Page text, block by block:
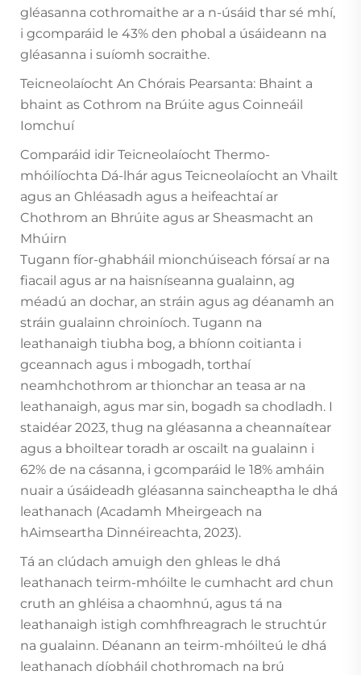
gléasanna cothromaithe ar a n-úsáid thar sé mhí,
i gcomparáid le 43% den phobal a úsáideann na
gléasanna i suíomh socraithe.
Teicneolaíocht An Chórais Pearsanta: Bhaint a
bhaint as Cothrom na Brúite agus Coinneáil
Iomchuí
Comparáid idir Teicneolaíocht Thermo-
mhóilíochta Dá-lhár agus Teicneolaíocht an Vhailt
agus an Ghléasadh agus a heifeachtaí ar
Chothrom an Bhrúite agus ar Sheasmacht an
Mhúirn
Tugann fíor-ghabháil mionchúiseach fórsaí ar na
fiacail agus ar na haisníseanna gualainn, ag
méadú an dochar, an stráin agus ag déanamh an
stráin gualainn chroiníoch. Tugann na
leathanaigh tiubha bog, a bhíonn coitianta i
gceannach agus i mbogadh, torthaí
neamhchothrom ar thionchar an teasa ar na
leathanaigh, agus mar sin, bogadh sa chodladh. I
staidéar 2023, thug na gléasanna a cheannaítear
agus a bhoiltear toradh ar oscailt na gualainn i
62% de na cásanna, i gcomparáid le 18% amháin
nuair a úsáideadh gléasanna saincheaptha le dhá
leathanach (Acadamh Mheirgeach na
hAimseartha Dinnéireachta, 2023).
Tá an clúdach amuigh den ghleas le dhá
leathanach teirm-mhóilte le cumhacht ard chun
cruth an ghléisa a chaomhnú, agus tá na
leathanaigh istigh comhfhreagrach le struchtúr
na gualainn. Déanann an teirm-mhóilteú le dhá
leathanach díobháil chothromach na brú